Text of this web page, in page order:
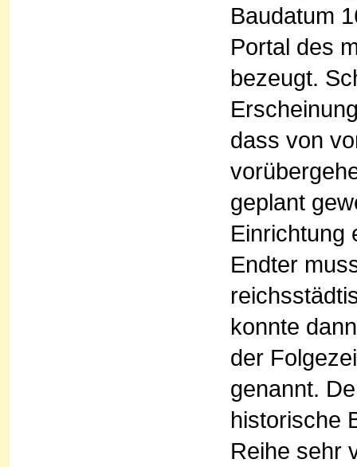
Baudatum
Portal des
bezeugt.
dass von
geplant
Einrichtung
Endter
konnte
der
genannt.
historische
Reihe sehr